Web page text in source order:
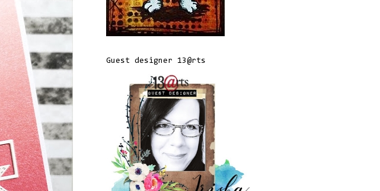
Guest designer 13@rts